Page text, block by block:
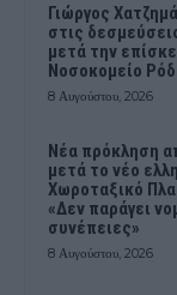
Γιώργος
στις
μετά την
Νοσοκομείο
8 Αυγούστου, 2026
Νέα πρόκληση
μετά το νέο
Χωροταξικό
«Δεν παράγει
συνέπειες»
8 Αυγούστου, 2026